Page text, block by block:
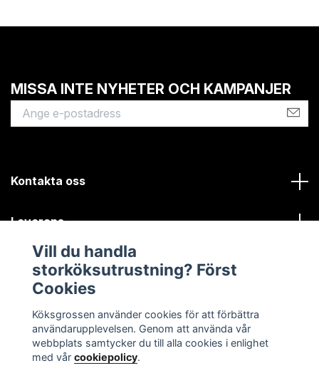
MISSA INTE NYHETER OCH KAMPANJER
Kontakta oss
Leverans
Kundinformation
Vill du handla
storköksutrustning? Först
Cookies
Köksgrossen använder cookies för att förbättra
användarupplevelsen. Genom att använda vår
webbplats samtycker du till alla cookies i enlighet
med vår cookiepolicy.